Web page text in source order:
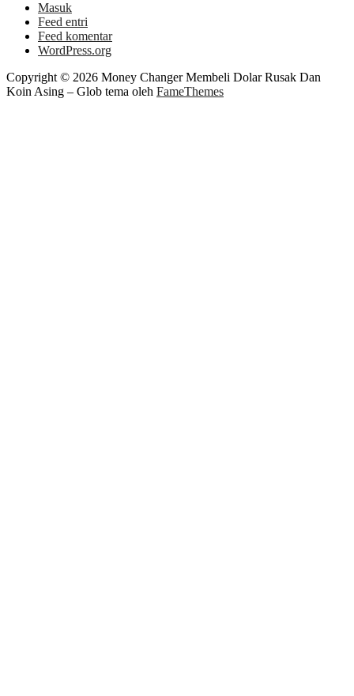
Masuk
Feed entri
Feed komentar
WordPress.org
Copyright © 2026 Money Changer Membeli Dolar Rusak Dan
Koin Asing – Glob tema oleh FameThemes